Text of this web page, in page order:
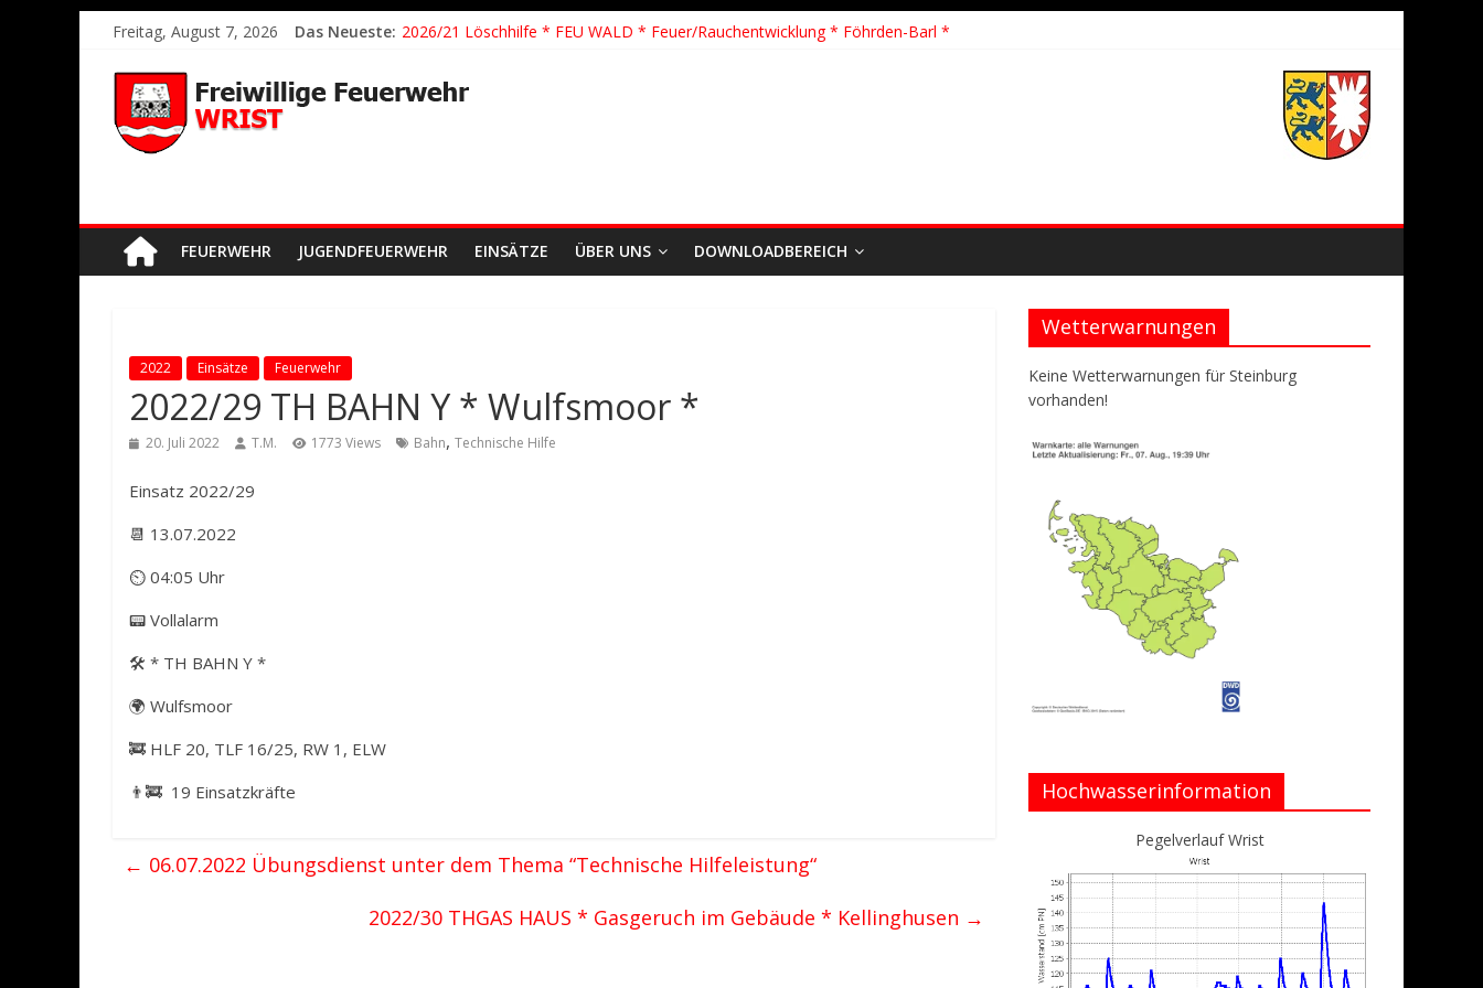
Freitag, August 7, 2026 Das Neueste: 2026/21 Löschhilfe * FEU WALD * Feuer/Rauchentwicklung * Föhrden-Barl *
2026/23 TH K Y * Person in festsitzendem Aufzug *
2026/22 TH Y * VU * 1 Person klemmt * Hingstheide
FEUERWEHR JUGENDFEUERWEHR EINSÄTZE ÜBER UNS DOWNLOADBEREICH
2022 Einsätze Feuerwehr
2022/29 TH BAHN Y * Wulfsmoor *
20. Juli 2022 T.M. 1773 Views Bahn, Technische Hilfe
Einsatz 2022/29
📆 13.07.2022
⏲ 04:05 Uhr
📟 Vollalarm
🛠️ * TH BAHN Y *
🌍 Wulfsmoor
🚒 HLF 20, TLF 16/25, RW 1, ELW
👨‍🚒 19 Einsatzkräfte
← 06.07.2022 Übungsdienst unter dem Thema “Technische Hilfeleistung“
2022/30 THGAS HAUS * Gasgeruch im Gebäude * Kellinghusen →
Wetterwarnungen
Keine Wetterwarnungen für Steinburg
vorhanden!
Hochwasserinformation
Pegelverlauf Wrist